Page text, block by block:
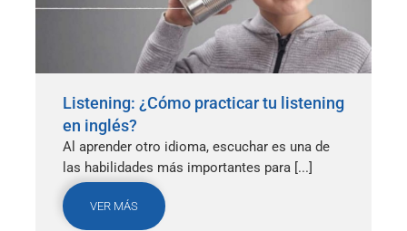
Listening: ¿Cómo practicar tu listening
en inglés?
Al aprender otro idioma, escuchar es una de
las habilidades más importantes para [...]
VER MÁS